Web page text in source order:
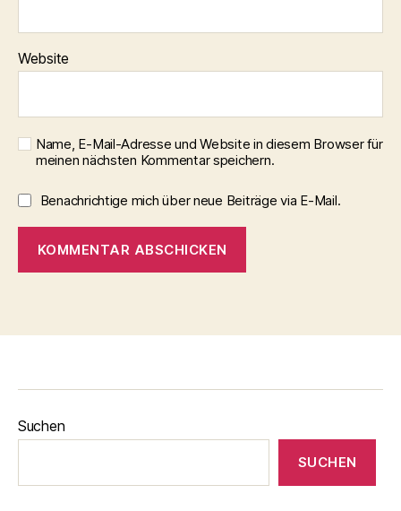
Website
Name, E-Mail-Adresse und Website in diesem Browser für
meinen nächsten Kommentar speichern.
Benachrichtige mich über neue Beiträge via E-Mail.
Suchen
SUCHEN